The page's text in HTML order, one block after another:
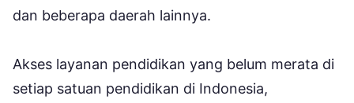
dan beberapa daerah lainnya.
Akses layanan pendidikan yang belum merata di
setiap satuan pendidikan di Indonesia,